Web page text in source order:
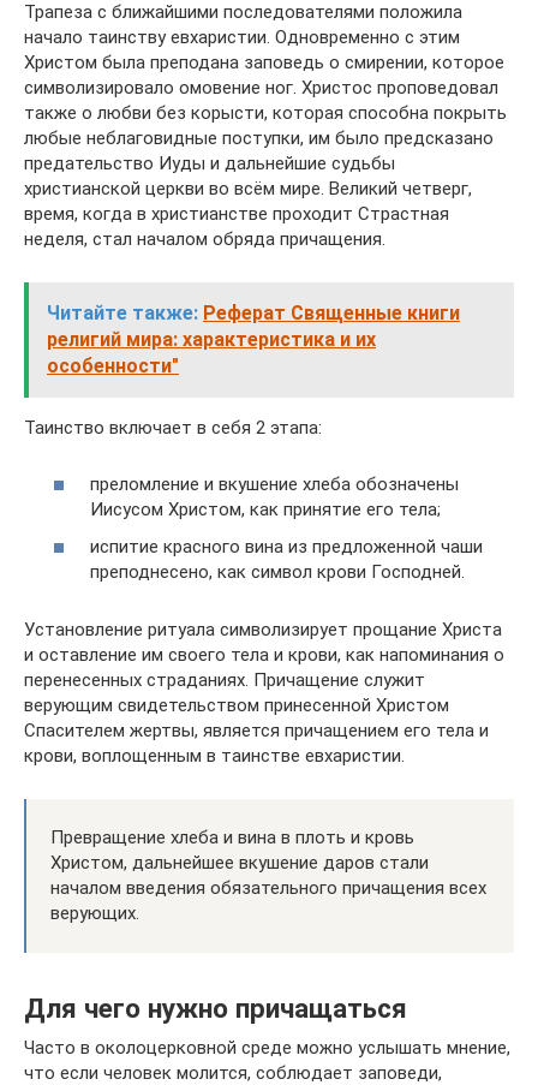
Трапеза с ближайшими последователями положила
начало таинству евхаристии. Одновременно с этим
Христом была преподана заповедь о смирении, которое
символизировало омовение ног. Христос проповедовал
также о любви без корысти, которая способна покрыть
любые неблаговидные поступки, им было предсказано
предательство Иуды и дальнейшие судьбы
христианской церкви во всём мире. Великий четверг,
время, когда в христианстве проходит Страстная
неделя, стал началом обряда причащения.
Читайте также: Реферат Священные книги
религий мира: характеристика и их
особенности"
Таинство включает в себя 2 этапа:
преломление и вкушение хлеба обозначены
Иисусом Христом, как принятие его тела;
испитие красного вина из предложенной чаши
преподнесено, как символ крови Господней.
Установление ритуала символизирует прощание Христа
и оставление им своего тела и крови, как напоминания о
перенесенных страданиях. Причащение служит
верующим свидетельством принесенной Христом
Спасителем жертвы, является причащением его тела и
крови, воплощенным в таинстве евхаристии.
Превращение хлеба и вина в плоть и кровь
Христом, дальнейшее вкушение даров стали
началом введения обязательного причащения всех
верующих.
Для чего нужно причащаться
Часто в околоцерковной среде можно услышать мнение,
что если человек молится, соблюдает заповеди,